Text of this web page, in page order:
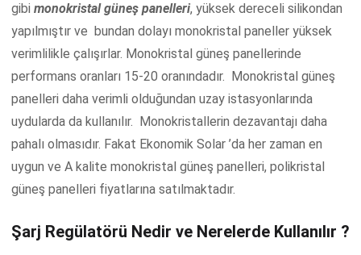
gibi monokristal güneş panelleri, yüksek dereceli silikondan
yapılmıştır ve bundan dolayı monokristal paneller yüksek
verimlilikle çalışırlar. Monokristal güneş panellerinde
performans oranları 15-20 oranındadır. Monokristal güneş
panelleri daha verimli olduğundan uzay istasyonlarında
uydularda da kullanılır. Monokristallerin dezavantajı daha
pahalı olmasıdır. Fakat Ekonomik Solar ’da her zaman en
uygun ve A kalite monokristal güneş panelleri, polikristal
güneş panelleri fiyatlarına satılmaktadır.
Şarj Regülatörü Nedir ve Nerelerde Kullanılır ?